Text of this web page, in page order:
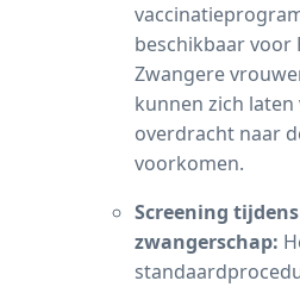
beschikbaar voor
Zwangere
kunnen zich
overdracht naar
voorkomen.
Screening
zwangerschap: